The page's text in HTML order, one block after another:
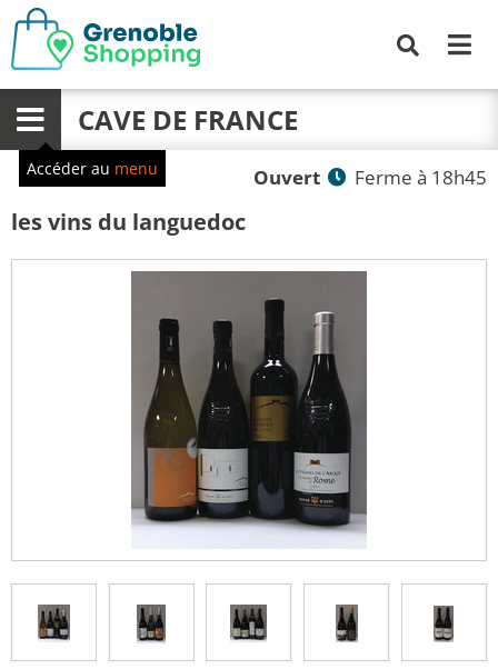
Menu CAVE DE FRANCE
Ouvert Ferme à 18h45
Accéder au menu
les vins du languedoc